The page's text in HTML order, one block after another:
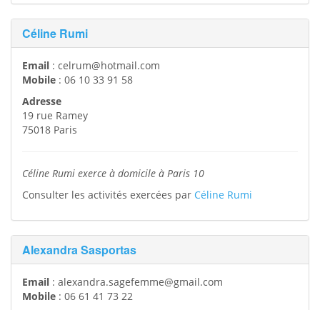
Céline Rumi
Email : celrum@hotmail.com
Mobile : 06 10 33 91 58
Adresse
19 rue Ramey
75018 Paris
Céline Rumi exerce à domicile à Paris 10
Consulter les activités exercées par Céline Rumi
Alexandra Sasportas
Email : alexandra.sagefemme@gmail.com
Mobile : 06 61 41 73 22